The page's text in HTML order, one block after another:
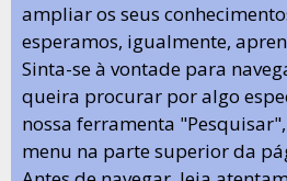
ampliar os seus
esperamos, igualmente,
Sinta-se à vontade para
queira procurar por algo
nossa ferramenta
menu na parte superior da